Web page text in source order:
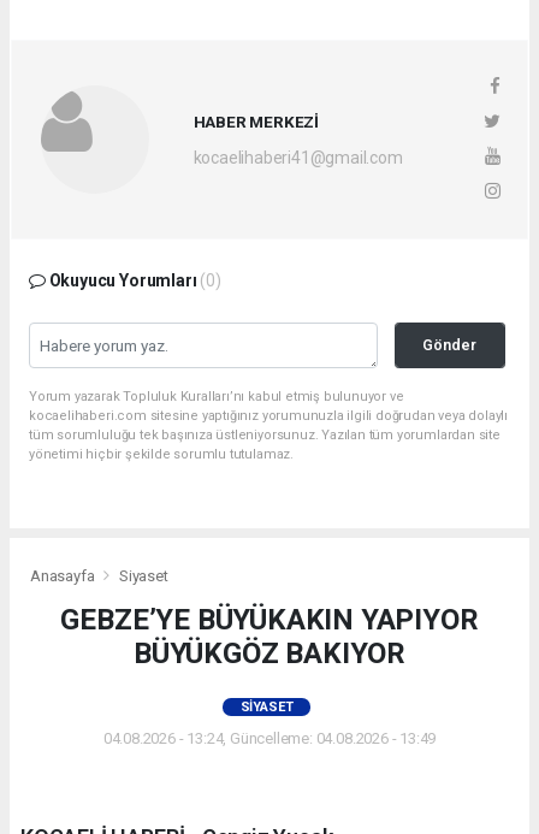
HABER MERKEZİ
kocaelihaberi41@gmail.com
Okuyucu Yorumları (0)
Gönder
Yorum yazarak Topluluk Kuralları’nı kabul etmiş bulunuyor ve
kocaelihaberi.com sitesine yaptığınız yorumunuzla ilgili doğrudan veya dolaylı
tüm sorumluluğu tek başınıza üstleniyorsunuz. Yazılan tüm yorumlardan site
yönetimi hiçbir şekilde sorumlu tutulamaz.
Anasayfa Siyaset
GEBZE’YE BÜYÜKAKIN YAPIYOR
BÜYÜKGÖZ BAKIYOR
SIYASET
04.08.2026 - 13:24, Güncelleme: 04.08.2026 - 13:49